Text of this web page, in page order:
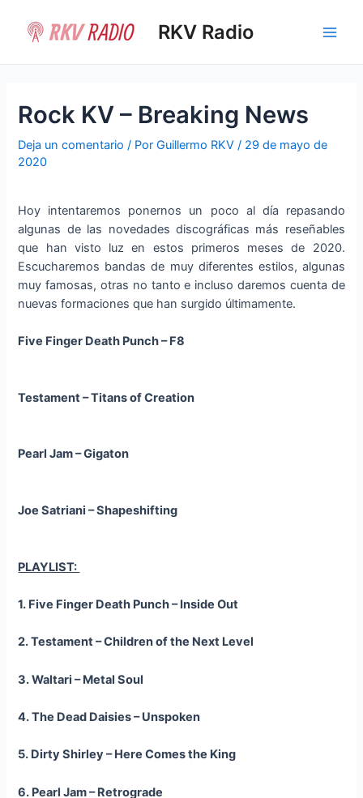
contenido
RKV Radio
Rock KV – Breaking News
Deja un comentario / PorGuillermo RKV/ 29 de mayo de
2020
Hoy intentaremos ponernos un poco al día repasando
algunas de las novedades discográficas más reseñables
que han visto luz en estos primeros meses de 2020.
Escucharemos bandas de muy diferentes estilos, algunas
muy famosas, otras no tanto e incluso daremos cuenta de
nuevas formaciones que han surgido últimamente.
Five Finger Death Punch – F8
Testament – Titans of Creation
Pearl Jam – Gigaton
Joe Satriani – Shapeshifting
PLAYLIST:
1. Five Finger Death Punch – Inside Out
2. Testament – Children of the Next Level
3. Waltari – Metal Soul
4. The Dead Daisies – Unspoken
5. Dirty Shirley – Here Comes the King
6. Pearl Jam – Retrograde